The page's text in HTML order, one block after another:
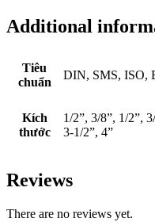
Additional
Tiêu
chuẩn
DIN, SMS, ISO,
Kích
thước
1/2”, 3/8”, 1/2”,
3-1/2”, 4”
Reviews
There are no reviews yet.